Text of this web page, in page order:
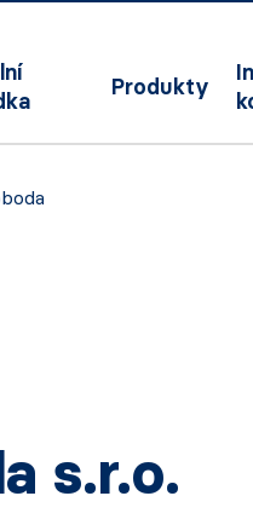
Produkty
s.r.o.